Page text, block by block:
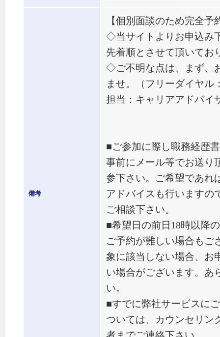
備考
【個別面談のため完全予
◇当サイトよりお申込み
先着順とさせて頂いてお
◇ご不明な点は、まず、
ませ。（フリーダイヤル
担当：キャリアアドバ
■ご参加に際し職務経歴
事前にメール等でお送り
参下さい。ご希望であれ
アドバイスも行いますの
ご相談下さい。
■希望日の前日18時以降
ご予約が難しい場合もご
象に該当しない場合、お
い場合がございます。あ
い。
■すでに弊社サービスに
ついては、カウンセリン